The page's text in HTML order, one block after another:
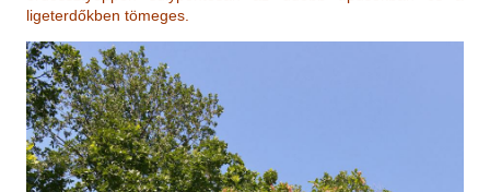
ligeterdőkben tömeges.